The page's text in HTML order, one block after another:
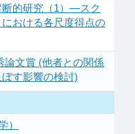
断的研究（1）―スク
おける各尺度得点の
論文賞 (他者との関係
す影響の検討)
）